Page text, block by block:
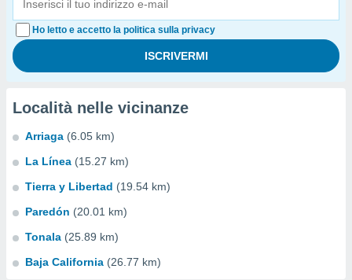
Ho letto e accetto la politica sulla privacy
Località nelle vicinanze
Arriaga (6.05 km)
La Línea (15.27 km)
Tierra y Libertad (19.54 km)
Paredón (20.01 km)
Tonala (25.89 km)
Baja California (26.77 km)